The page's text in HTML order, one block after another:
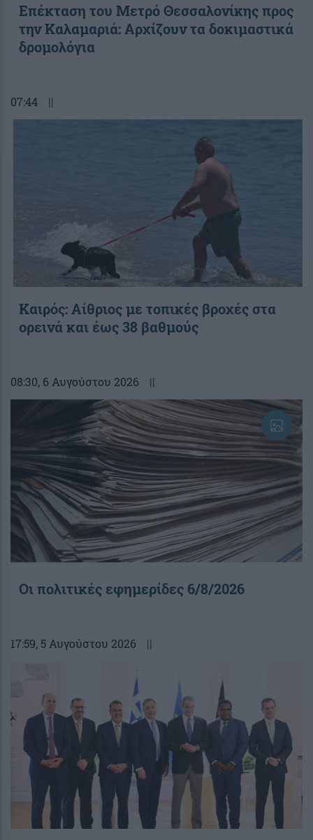
Επέκταση του Μετρό Θεσσαλονίκης προς
την Καλαμαριά: Αρχίζουν τα δοκιμαστικά
δρομολόγια
07:44 ||
Καιρός: Αίθριος με τοπικές βροχές στα
ορεινά και έως 38 βαθμούς
08:30, 6 Αυγούστου 2026 ||
Οι πολιτικές εφημερίδες 6/8/2026
17:59, 5 Αυγούστου 2026 ||